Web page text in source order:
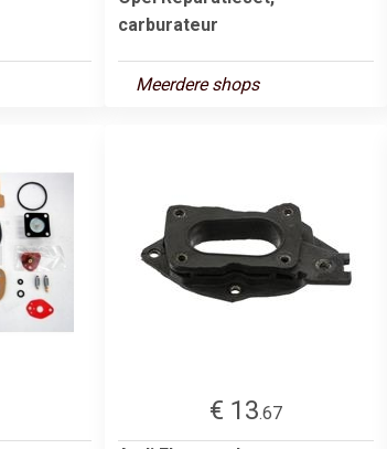
carburateur
Meerdere shops
€ 13.67